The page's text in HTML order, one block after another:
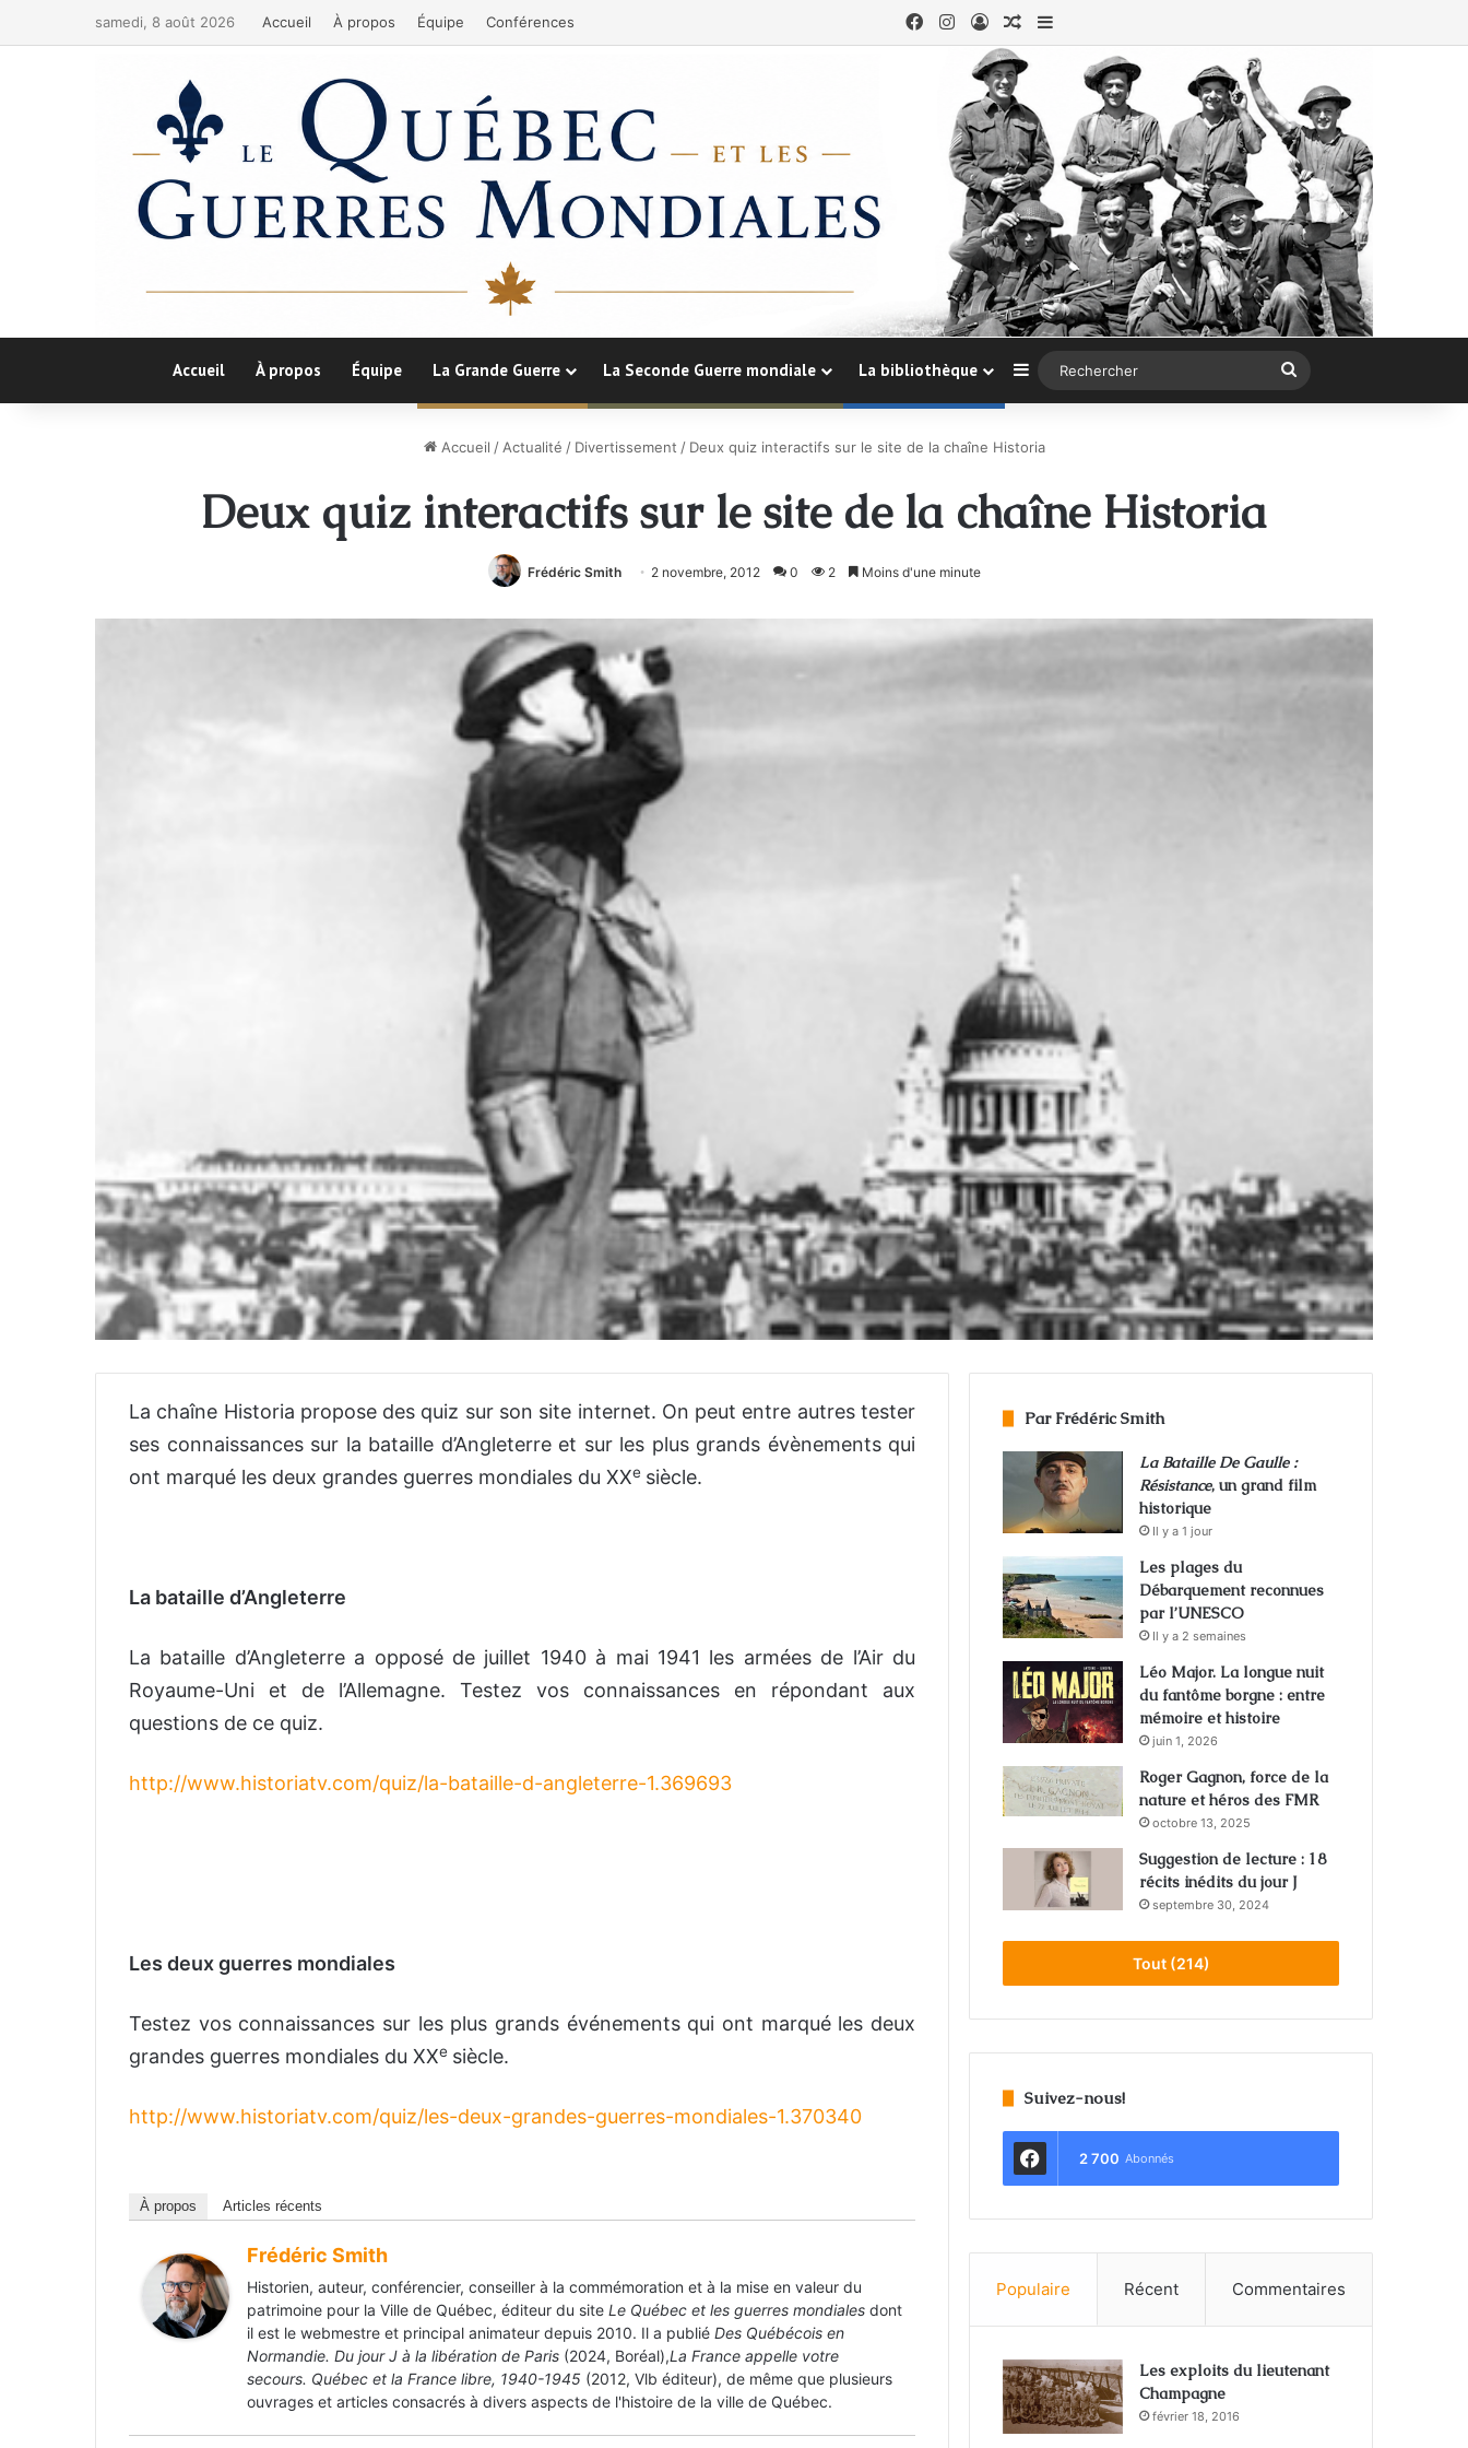
samedi, 8 août 2026 Accueil À propos Équipe Conférences Facebook
InstagramConnexion
Article au hasard
Sidebar (barre latérale)
Accueil À propos Équipe La Grande Guerre La Seconde Guerre mondiale La bibliothèque Sidebar (barre latérale)
Accueil / Actualité / Divertissement / Deux quiz interactifs sur le site de la chaîne Historia
Deux quiz interactifs sur le site de la chaîne Historia
Frédéric Smith 2 novembre, 2012 0 2 Moins d'une minute
La chaîne Historia propose des quiz sur son site internet. On peut entre autres tester
ses connaissances sur la bataille d’Angleterre et sur les plus grands évènements qui
ont marqué les deux grandes guerres mondiales du XXe siècle.
La bataille d’Angleterre
La bataille d’Angleterre a opposé de juillet 1940 à mai 1941 les armées de l’Air du
Royaume-Uni et de l’Allemagne. Testez vos connaissances en répondant aux
questions de ce quiz.
http://www.historiatv.com/quiz/la-bataille-d-angleterre-1.369693
Les deux guerres mondiales
Testez vos connaissances sur les plus grands événements qui ont marqué les deux
grandes guerres mondiales du XXe siècle.
http://www.historiatv.com/quiz/les-deux-grandes-guerres-mondiales-1.370340
À propos Articles récents
Frédéric Smith
Historien, auteur, conférencier, conseiller à la commémoration et à la mise en valeur du
patrimoine pour la Ville de Québec, éditeur du site Le Québec et les guerres mondiales dont
il est le webmestre et principal animateur depuis 2010. Il a publié Des Québécois en
Normandie. Du jour J à la libération de Paris (2024, Boréal),La France appelle votre
secours. Québec et la France libre, 1940-1945 (2012, Vlb éditeur), de même que plusieurs
ouvrages et articles consacrés à divers aspects de l'histoire de la ville de Québec.
L’espion de New Carlisle sous la
plume de VoRo
Québec s’en-va-t’en guerre: la
Par Frédéric Smith
La Bataille De Gaulle :
Résistance, un grand film
historique
Il y a 1 jour
Les plages du
Débarquement reconnues
par l’UNESCO
Il y a 2 semaines
Léo Major. La longue nuit
du fantôme borgne : entre
mémoire et histoire
juin 1, 2026
Roger Gagnon, force de la
nature et héros des FMR
octobre 13, 2025
Suggestion de lecture : 18
récits inédits du jour J
septembre 30, 2024
Tout (214)
Suivez-nous!
2 700 Abonnés
Populaire Récent Commentaires
Les exploits du lieutenant
Champagne
février 18, 2016